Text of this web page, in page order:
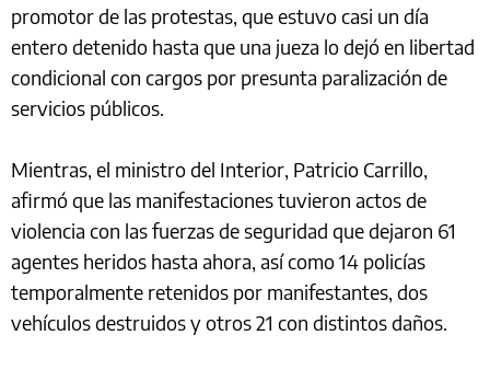
promotor de las protestas, que estuvo casi un día
entero detenido hasta que una jueza lo dejó en libertad
condicional con cargos por presunta paralización de
servicios públicos.
Mientras, el ministro del Interior, Patricio Carrillo,
afirmó que las manifestaciones tuvieron actos de
violencia con las fuerzas de seguridad que dejaron 61
agentes heridos hasta ahora, así como 14 policías
temporalmente retenidos por manifestantes, dos
vehículos destruidos y otros 21 con distintos daños.